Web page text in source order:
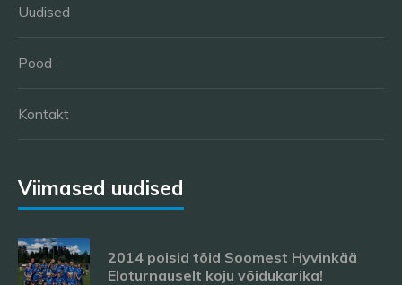
Uudised
Pood
Kontakt
Viimased uudised
2014 poisid tõid Soomest Hyvinkää
Eloturnauselt koju võidukarika!